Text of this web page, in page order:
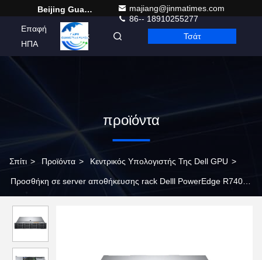
Beijing Guangtian Runze Technology Co., Ltd.
majiang@jinmatimes.com
86-- 18910255277
Επαφή
ΗΠΑ
Greek Τσάτ
προϊόντα
Σπίτι > Προϊόντα > Κεντρικός Υπολογιστής Της Dell GPU >
Προσθήκη σε server αποθήκευσης rack Delll PowerEdge R740XD